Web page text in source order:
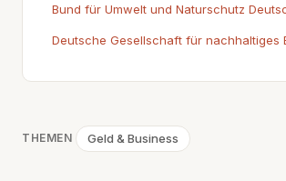
Bund für Umwelt und Naturschutz
Deutsche Gesellschaft für nachhaltiges
THEMEN Geld & Business